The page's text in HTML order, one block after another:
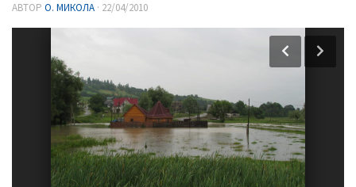
АВТОР О. МИКОЛА · 22/04/2010